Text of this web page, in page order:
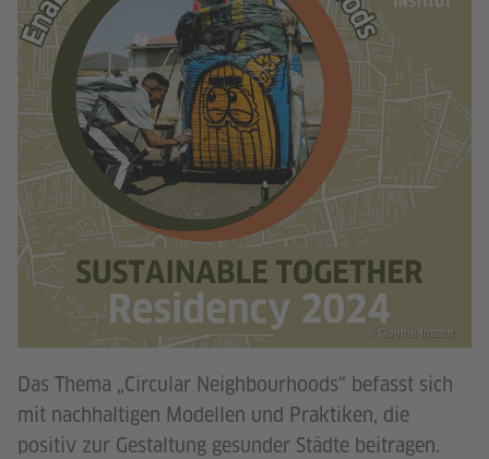
© Goethe-Institut
Das Thema „Circular Neighbourhoods“ befasst sich
mit nachhaltigen Modellen und Praktiken, die
positiv zur Gestaltung gesunder Städte beitragen.